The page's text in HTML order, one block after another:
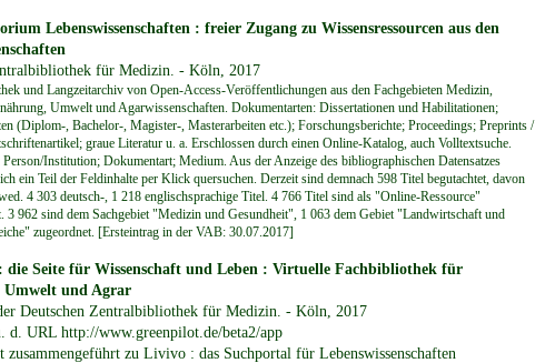
Lebenswissenschaften : freier Zugang zu Wissensressourcen aus den
für Medizin. - Köln, 2017
und Langzeitarchiv von Open-Access-Veröffentlichungen aus den Fachgebieten Medizin,
Umwelt und Agarwissenschaften. Dokumentarten: Dissertationen und Habilitationen;
(Diplom-, Bachelor-, Magister-, Masterarbeiten etc.); Forschungsberichte; Proceedings; Preprints /
graue Literatur u. a. Erschlossen durch einen Online-Katalog, auch Volltextsuche.
Institution; Dokumentart; Medium. Aus der Anzeige des bibliographischen Datensatzes
ein Teil der Feldinhalte per Klick quersuchen. Derzeit sind demnach 598 Titel begutachtet, davon
4 303 deutsch-, 1 218 englischsprachige Titel. 4 766 Titel sind als "Online-Ressource"
3 962 sind dem Sachgebiet "Medizin und Gesundheit", 1 063 dem Gebiet "Landwirtschaft und
zugeordnet. [Ersteintrag in der VAB: 30.07.2017]
die Seite für Wissenschaft und Leben : Virtuelle Fachbibliothek für
und Agrar
Deutschen Zentralbibliothek für Medizin. - Köln, 2017
d. URL http://www.greenpilot.de/beta2/app
zu Livivo : das Suchportal für Lebenswissenschaften